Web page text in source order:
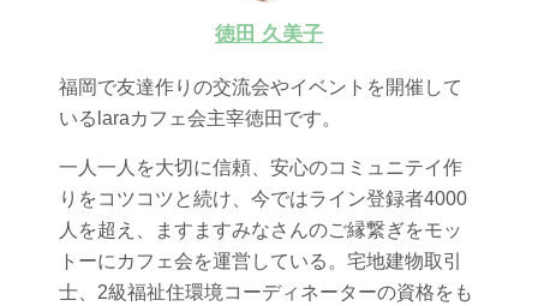
徳田 久美子
福岡で友達作りの交流会やイベントを開催して
いるlaraカフェ会主宰徳田です。
一人一人を大切に信頼、安心のコミュニテイ作
りをコツコツと続け、今ではライン登録者4000
人を超え、ますますみなさんのご縁繋ぎをモッ
トーにカフェ会を運営している。宅地建物取引
士、2級福祉住環境コーディネーターの資格をも